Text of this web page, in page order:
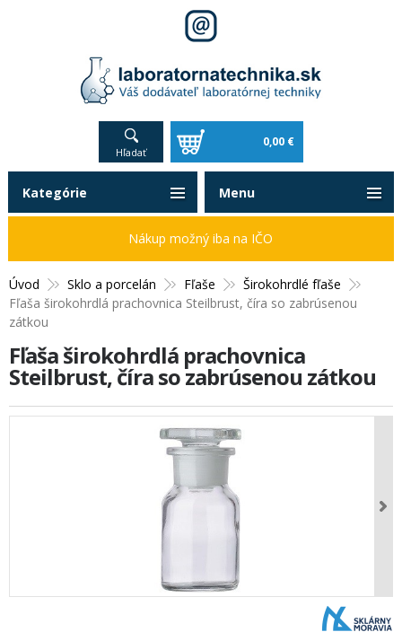
Hľadať
0,00 €
Úvod Sklo a porcelán Fľaše
Širokohrdlé fľaše
Fľaša širokohrdlá prachovnica Steilbrust, číra so zabrúsenou
zátkou
Fľaša širokohrdlá prachovnica
Steilbrust, číra so zabrúsenou zátkou
Kategórie
Nákup možný iba na IČO
Menu